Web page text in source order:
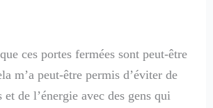
ces portes fermées sont peut-être
m’a peut-être permis d’éviter de
et de l’énergie avec des gens qui